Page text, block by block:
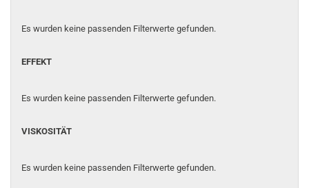
Es wurden keine passenden Filterwerte gefunden.
EFFEKT
Es wurden keine passenden Filterwerte gefunden.
VISKOSITÄT
Es wurden keine passenden Filterwerte gefunden.